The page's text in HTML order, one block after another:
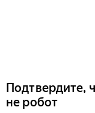
Подтвердите,
не робот